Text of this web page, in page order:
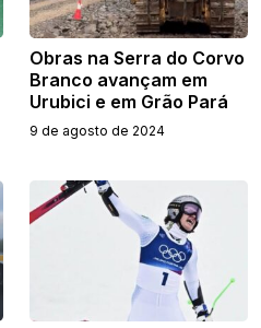
Obras na Serra do Corvo
Branco avançam em
Urubici e em Grão Pará
9 de agosto de 2024